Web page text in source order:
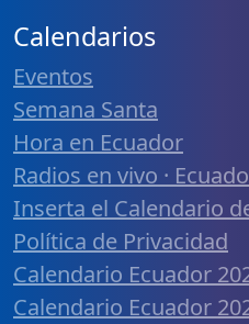
Calendarios
Eventos
Semana Santa
Hora en Ecuador
Radios en vivo ·
Inserta el Calendario
Política de Privacidad
Calendario Ecuador
Calendario Ecuador